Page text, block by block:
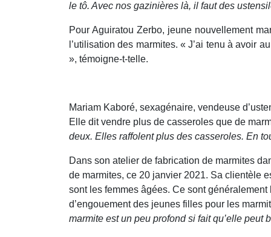
le tô. Avec nos gazinières là, il faut des
Pour Aguiratou Zerbo, jeune nouvellement
l’utilisation des marmites. « J’ai tenu à avoir
», témoigne-t-telle.
Mariam Kaboré, sexagénaire, vendeuse
Elle dit vendre plus de casseroles que de
deux. Elles raffolent plus des casseroles. En
Dans son atelier de fabrication de marmites
de marmites, ce 20 janvier 2021. Sa clientèle
sont les femmes âgées. Ce sont
d’engouement des jeunes filles pour les
marmite est un peu profond si fait qu’elle